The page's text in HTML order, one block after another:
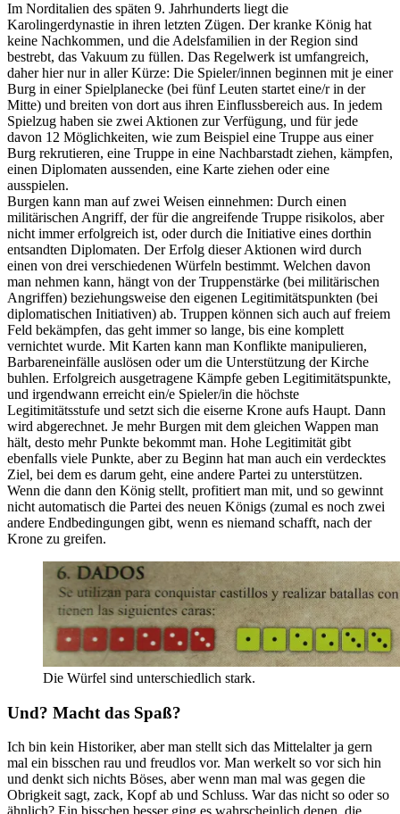
Im Norditalien des späten 9. Jahrhunderts liegt die
Karolingerdynastie in ihren letzten Zügen. Der kranke König hat
keine Nachkommen, und die Adelsfamilien in der Region sind
bestrebt, das Vakuum zu füllen. Das Regelwerk ist umfangreich,
daher hier nur in aller Kürze: Die Spieler/innen beginnen mit je einer
Burg in einer Spielplanecke (bei fünf Leuten startet eine/r in der
Mitte) und breiten von dort aus ihren Einflussbereich aus. In jedem
Spielzug haben sie zwei Aktionen zur Verfügung, und für jede
davon 12 Möglichkeiten, wie zum Beispiel eine Truppe aus einer
Burg rekrutieren, eine Truppe in eine Nachbarstadt ziehen, kämpfen,
einen Diplomaten aussenden, eine Karte ziehen oder eine
ausspielen.
Burgen kann man auf zwei Weisen einnehmen: Durch einen
militärischen Angriff, der für die angreifende Truppe risikolos, aber
nicht immer erfolgreich ist, oder durch die Initiative eines dorthin
entsandten Diplomaten. Der Erfolg dieser Aktionen wird durch
einen von drei verschiedenen Würfeln bestimmt. Welchen davon
man nehmen kann, hängt von der Truppenstärke (bei militärischen
Angriffen) beziehungsweise den eigenen Legitimitätspunkten (bei
diplomatischen Initiativen) ab. Truppen können sich auch auf freiem
Feld bekämpfen, das geht immer so lange, bis eine komplett
vernichtet wurde. Mit Karten kann man Konflikte manipulieren,
Barbareneinfälle auslösen oder um die Unterstützung der Kirche
buhlen. Erfolgreich ausgetragene Kämpfe geben Legitimitätspunkte,
und irgendwann erreicht ein/e Spieler/in die höchste
Legitimitätsstufe und setzt sich die eiserne Krone aufs Haupt. Dann
wird abgerechnet. Je mehr Burgen mit dem gleichen Wappen man
hält, desto mehr Punkte bekommt man. Hohe Legitimität gibt
ebenfalls viele Punkte, aber zu Beginn hat man auch ein verdecktes
Ziel, bei dem es darum geht, eine andere Partei zu unterstützen.
Wenn die dann den König stellt, profitiert man mit, und so gewinnt
nicht automatisch die Partei des neuen Königs (zumal es noch zwei
andere Endbedingungen gibt, wenn es niemand schafft, nach der
Krone zu greifen.
Die Würfel sind unterschiedlich stark.
Und? Macht das Spaß?
Ich bin kein Historiker, aber man stellt sich das Mittelalter ja gern
mal ein bisschen rau und freudlos vor. Man werkelt so vor sich hin
und denkt sich nichts Böses, aber wenn man mal was gegen die
Obrigkeit sagt, zack, Kopf ab und Schluss. War das nicht so oder so